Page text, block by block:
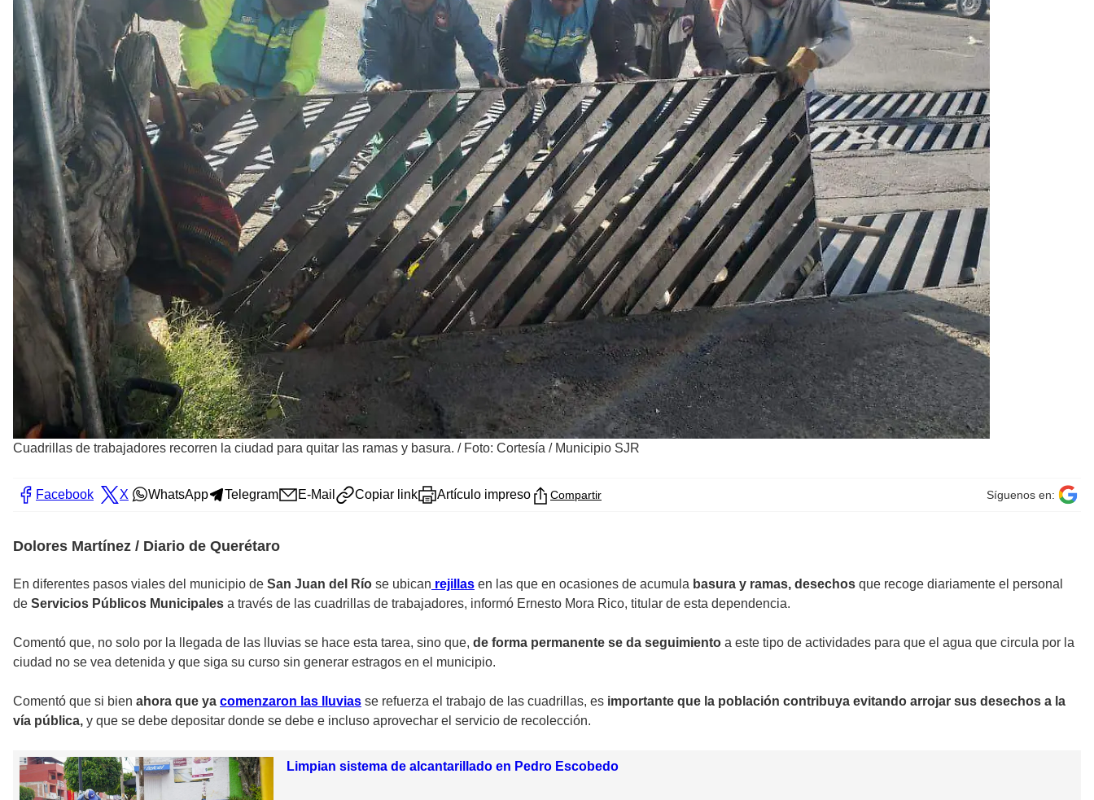
Cuadrillas de trabajadores recorren la ciudad para quitar las ramas y basura. / Foto: Cortesía / Municipio SJR
Facebook X WhatsApp Telegram E-Mail Copiar link Artículo impreso Compartir Síguenos en:
Dolores Martínez / Diario de Querétaro
En diferentes pasos viales del municipio de San Juan del Río se ubican rejillas en las que en ocasiones de acumula basura y ramas, desechos que recoge diariamente el personal
de Servicios Públicos Municipales a través de las cuadrillas de trabajadores, informó Ernesto Mora Rico, titular de esta dependencia.
Comentó que, no solo por la llegada de las lluvias se hace esta tarea, sino que, de forma permanente se da seguimiento a este tipo de actividades para que el agua que circula por la
ciudad no se vea detenida y que siga su curso sin generar estragos en el municipio.
Comentó que si bien ahora que ya comenzaron las lluvias se refuerza el trabajo de las cuadrillas, es importante que la población contribuya evitando arrojar sus desechos a la
vía pública, y que se debe depositar donde se debe e incluso aprovechar el servicio de recolección.
Limpian sistema de alcantarillado en Pedro Escobedo